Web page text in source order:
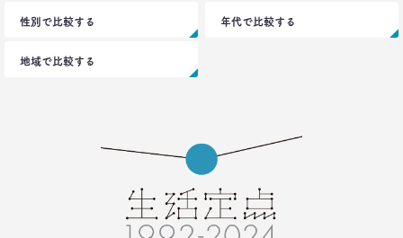
–日経クロストレンド 連載⑬–
前沢 裕文
–日経クロストレンド 連載⑫–
性別で比較する 年代で比較する
地域で比較する